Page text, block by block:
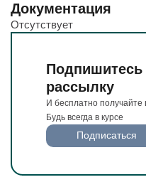
Документация
Отсутствует
рассылку
И бесплатно
Будь всегда в курсе
Подписаться